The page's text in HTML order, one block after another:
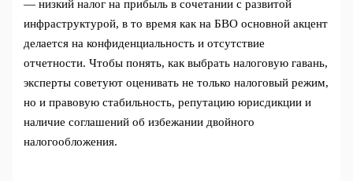
— низкий налог на прибыль в сочетании с развитой
инфраструктурой, в то время как на БВО основной акцент
делается на конфиденциальность и отсутствие
отчетности. Чтобы понять, как выбрать налоговую гавань,
эксперты советуют оценивать не только налоговый режим,
но и правовую стабильность, репутацию юрисдикции и
наличие соглашений об избежании двойного
налогообложения.